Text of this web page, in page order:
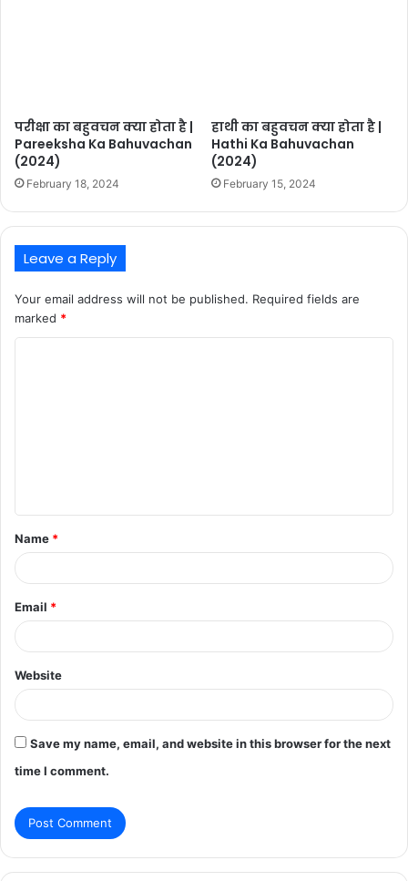
परीक्षा का बहुवचन क्या होता है |
Pareeksha Ka Bahuvachan
(2024)
February 18, 2024
हाथी का बहुवचन क्या होता है |
Hathi Ka Bahuvachan
(2024)
February 15, 2024
Leave a Reply
Your email address will not be published. Required fields are
marked *
t
*
Name *
Email *
Website
Save my name, email, and website in this browser for the next
time I comment.